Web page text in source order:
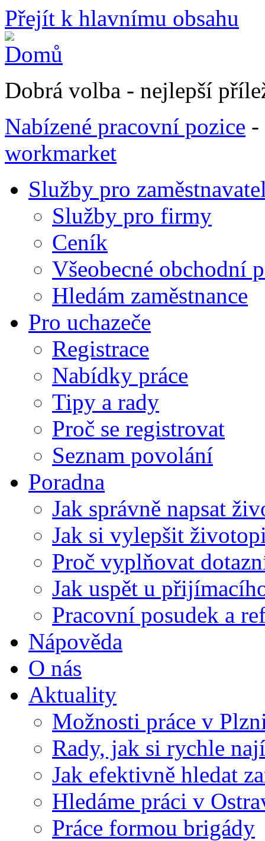
Přejít k hlavnímu obsahu
Dobrá volba - nejlepší
Nabízené pracovní pozice -
workmarket
Služby pro
Služby pro firmy
Ceník
Všeobecné obchodní
Hledám zaměstnance
Pro uchazeče
Registrace
Nabídky práce
Tipy a rady
Proč se registrovat
Seznam povolání
Poradna
Jak správně napsat
Jak si vylepšit
Proč vyplňovat
Jak uspět u
Pracovní posudek a
Nápověda
O nás
Aktuality
Možnosti práce v
Rady, jak si rychle
Jak efektivně hledat
Hledáme práci v
Práce formou brigády